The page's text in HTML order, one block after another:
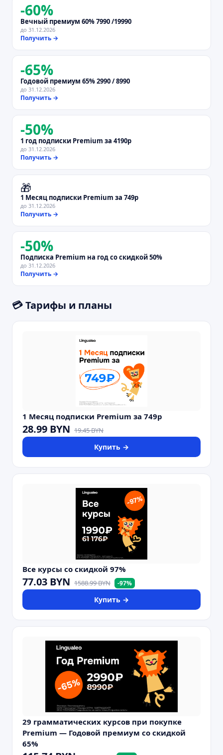
-60%
Вечный премиум 60% 7990 /19990
до 31.12.2026
Получить →
-65%
Годовой премиум 65% 2990 / 8990
до 31.12.2026
Получить →
-50%
1 год подписки Premium за 4190р
до 31.12.2026
Получить →
🎁
1 Месяц подписки Premium за 749р
до 31.12.2026
Получить →
-50%
Подписка Premium на год со скидкой 50%
до 31.12.2026
Получить →
💳 Тарифы и планы
1 Месяц подписки Premium за 749р
28.99 BYN 19.45BYN
Купить →
Все курсы со скидкой 97%
77.03 BYN 1588.99BYN -97%
Купить →
29 грамматических курсов при покупке
Premium — Годовой премиум со скидкой
65%